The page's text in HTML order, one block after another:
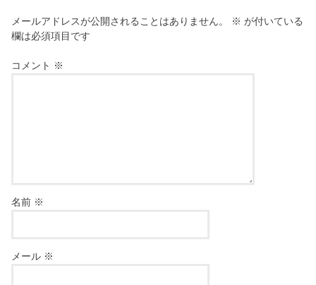
メールアドレスが公開されることはありません。 ※ が付いている
欄は必須項目です
コメント ※
名前 ※
メール ※